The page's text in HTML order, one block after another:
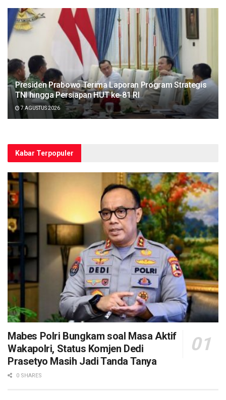
Presiden Prabowo Terima Laporan Program Strategis
TNI hingga Persiapan HUT ke-81 RI
7 AGUSTUS 2026
Kabar Terpopuler
Mabes Polri Bungkam soal Masa Aktif
Wakapolri, Status Komjen Dedi
Prasetyo Masih Jadi Tanda Tanya
0 SHARES